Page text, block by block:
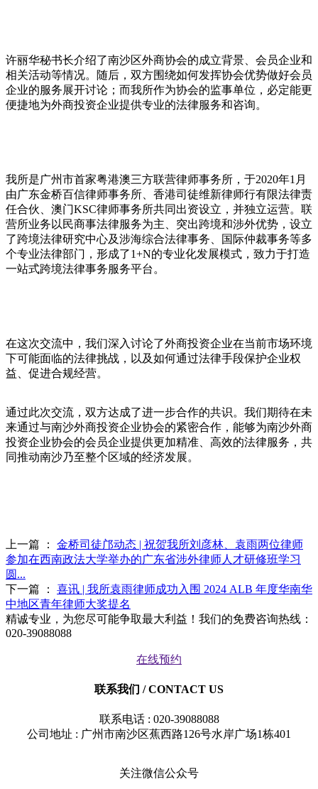
许丽华秘书长介绍了南沙区外商协会的成立背景、会员企业和
相关活动等情况。随后，双方围绕如何发挥协会优势做好会员
企业的服务展开讨论；而我所作为协会的监事单位，必定能更
便捷地为外商投资企业提供专业的法律服务和咨询。
我所是广州市首家粤港澳三方联营律师事务所，于2020年1月
由广东金桥百信律师事务所、香港司徒维新律师行有限法律责
任合伙、澳门KSC律师事务所共同出资设立，并独立运营。联
营所业务以民商事法律服务为主、突出跨境和涉外优势，设立
了跨境法律研究中心及涉海综合法律事务、国际仲裁事务等多
个专业法律部门，形成了1+N的专业化发展模式，致力于打造
一站式跨境法律事务服务平台。
在这次交流中，我们深入讨论了外商投资企业在当前市场环境
下可能面临的法律挑战，以及如何通过法律手段保护企业权
益、促进合规经营。
通过此次交流，双方达成了进一步合作的共识。我们期待在未
来通过与南沙外商投资企业协会的紧密合作，能够为南沙外商
投资企业协会的会员企业提供更加精准、高效的法律服务，共
同推动南沙乃至整个区域的经济发展。
上一篇 ：
金桥司徒邝动态 | 祝贺我所刘彦林、袁雨两位律师
参加在西南政法大学举办的广东省涉外律师人才研修班学习
圆...
下一篇 ：
喜讯 | 我所袁雨律师成功入围 2024 ALB 年度华南华
中地区青年律师大奖提名
精诚专业，为您尽可能争取最大利益！我们的免费咨询热线：
020-39088088
在线预约
联系我们 / CONTACT US
联系电话 : 020-39088088
公司地址 : 广州市南沙区蕉西路126号水岸广场1栋401
关注微信公众号